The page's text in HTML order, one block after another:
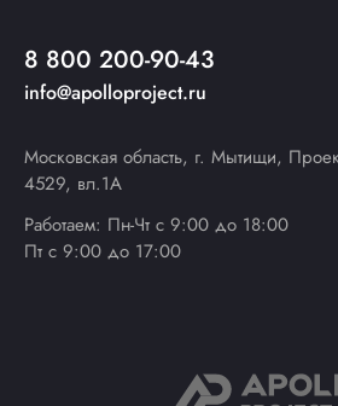
8 800 200-90-43
info@apolloproject.ru
Московская область, г. Мытищи,
4529, вл.1А
Работаем: Пн-Чт с 9:00 до 18:00
Пт с 9:00 до 17:00